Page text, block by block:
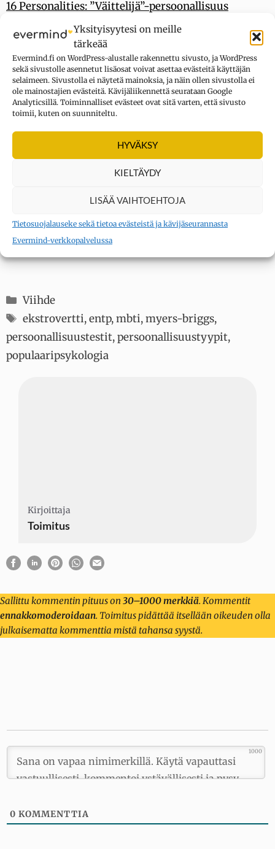
Yksityisyytesi on meille
tärkeää
Evermind.fi on WordPress-alustalle rakennettu sivusto, ja WordPress
sekä sivustolle asennetut lisäosat voivat asettaa evästeitä käyttäjän
selaimeen. Sivustolla ei näytetä mainoksia, ja näin ollen sivustolla ei
ole mainostajien evästeitä. Kävijäliikennettä seurataan Google
Analyticsillä. Toiminnalliset evästeet ovat sitä varten, että sivusto
toimii, kuten on suunniteltu.
HYVÄKSY
KIELTÄYDY
LISÄÄ VAIHTOEHTOJA
Tietosuojalauseke sekä tietoa evästeistä ja kävijäseurannasta
Evermind-verkkopalvelussa
16 Personalities: ”Väittelijä”-persoonallisuus
The Myers & Briggs Foundation
Mbtionline: ENTP
Artikkelin kuva: You X Ventures/Unsplash
16 persoonallisuutta -tyypittelyn mukaiset
introvertit:
ISFJ|INTP
ISTP
ESTJ|ENTJ|ENFJ
Kategoriat
Viihde
Avainsanat
ekstrovertti,entp,mbti,myers-briggs,
persoonallisuustestit,persoonallisuustyypit,
populaaripsykologia
Kirjoittaja
Toimitus
Sallittu kommentin pituus on 30–1000 merkkiä. Kommentit
ennakkomoderoidaan. Toimitus pidättää itsellään oikeuden olla
julkaisematta kommenttia mistä tahansa syystä.
1000
0 KOMMENTTIA